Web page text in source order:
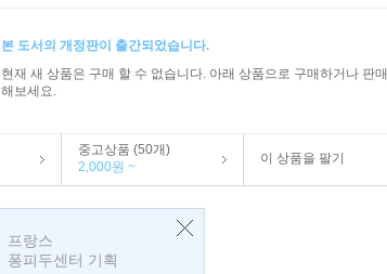
본 도서의 개정판이 출간되었습니다.
현재 새 상품은 구매 할 수 없습니다. 아래 상품으로 구매하거나 판매
해보세요.
중고상품 (50개)
2,000원 ~
이 상품을 팔기
프랑스
퐁피두센터 기획